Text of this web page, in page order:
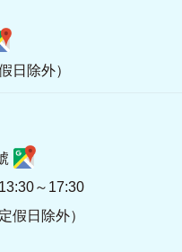
日除外）
～17:30
假日除外）